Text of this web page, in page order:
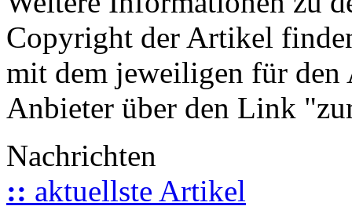
Copyright der Artikel
mit dem jeweiligen für
Anbieter über den Link
Nachrichten
:: aktuellste Artikel